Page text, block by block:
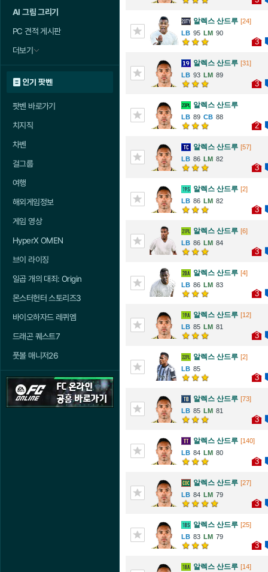
AI 그림 그리기
PC 견적 게시판
더보기
인기 팟벤
팟벤 바로가기
치지직
차벤
걸그룹
여행
해외게임정보
게임 영상
HyperX OMEN
브이 라이징
일곱 개의 대죄: Origin
몬스터헌터 스토리즈3
바이오하자드 레퀴엠
드래곤 퀘스트7
풋볼 매니저26
알렉스 산드루 [24]
95
90
3
알렉스 산드루 [31]
93
89
3
알렉스 산드루
89 88
2
알렉스 산드루 [57]
86
82
3
알렉스 산드루 [2]
86
82
3
알렉스 산드루 [6]
86
84
3
알렉스 산드루 [4]
86
83
3
알렉스 산드루 [12]
85
81
3
알렉스 산드루 [2]
85
3
알렉스 산드루 [73]
85
81
3
알렉스 산드루 [140]
84
80
3
알렉스 산드루 [27]
84
79
3
알렉스 산드루 [25]
83
79
3
알렉스 산드루 [14]